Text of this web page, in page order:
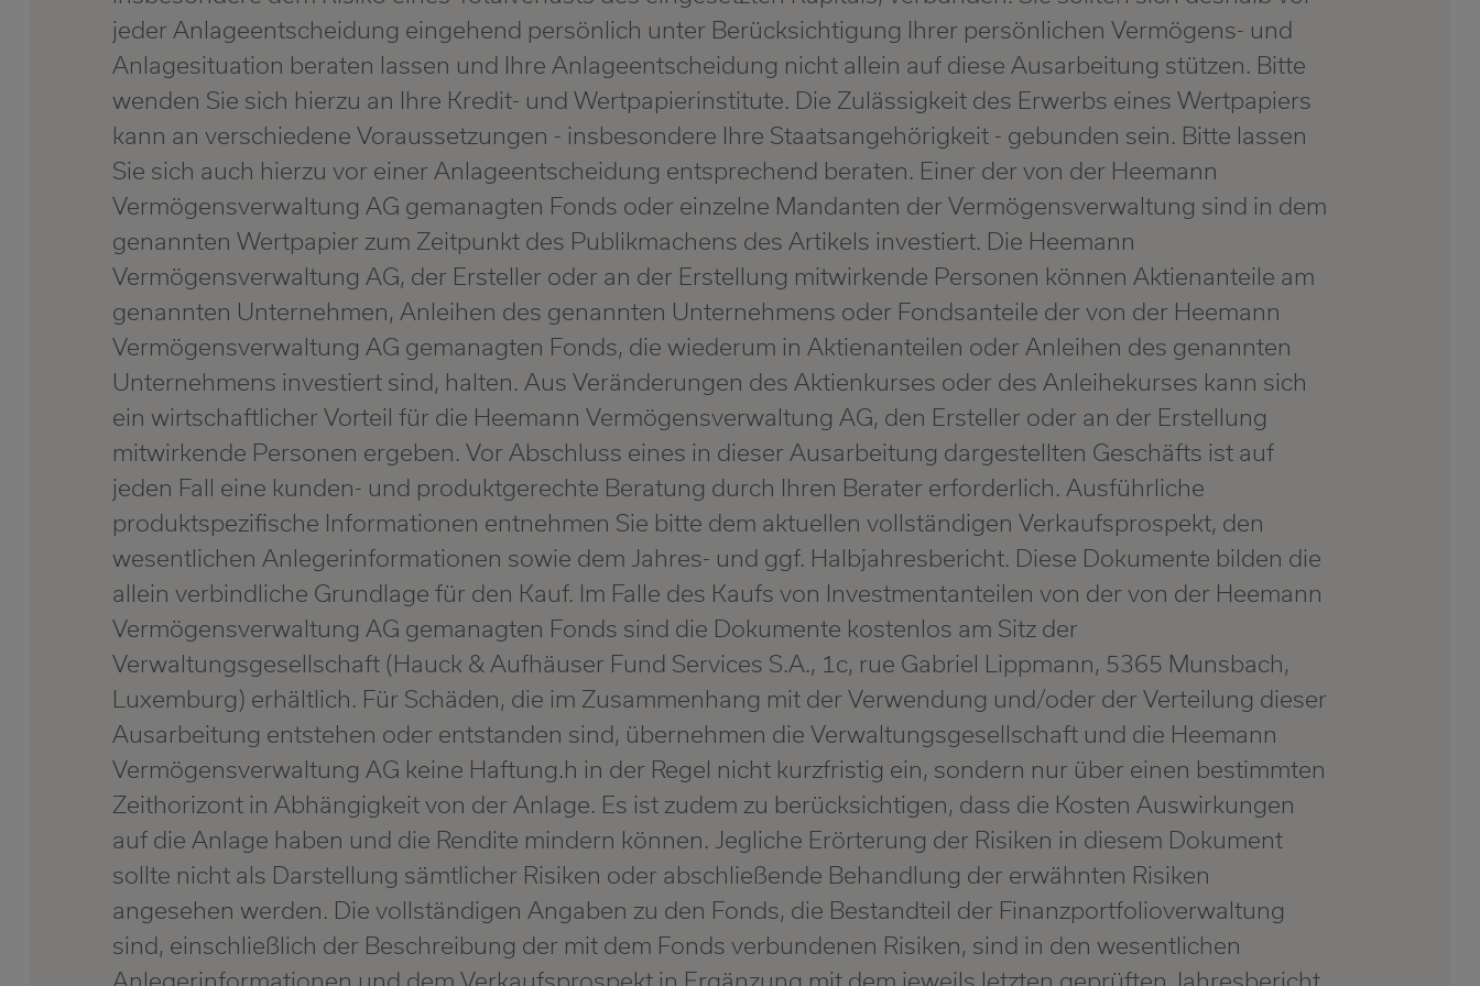
jeder Anlageentscheidung eingehend persönlich unter Berücksichtigung Ihrer persönlichen Vermögens- und
Anlagesituation beraten lassen und Ihre Anlageentscheidung nicht allein auf diese Ausarbeitung stützen. Bitte
wenden Sie sich hierzu an Ihre Kredit- und Wertpapierinstitute. Die Zulässigkeit des Erwerbs eines Wertpapiers
kann an verschiedene Voraussetzungen - insbesondere Ihre Staatsangehörigkeit - gebunden sein. Bitte lassen
Sie sich auch hierzu vor einer Anlageentscheidung entsprechend beraten. Einer der von der Heemann
Vermögensverwaltung AG gemanagten Fonds oder einzelne Mandanten der Vermögensverwaltung sind in dem
genannten Wertpapier zum Zeitpunkt des Publikmachens des Artikels investiert. Die Heemann
Vermögensverwaltung AG, der Ersteller oder an der Erstellung mitwirkende Personen können Aktienanteile am
genannten Unternehmen, Anleihen des genannten Unternehmens oder Fondsanteile der von der Heemann
Vermögensverwaltung AG gemanagten Fonds, die wiederum in Aktienanteilen oder Anleihen des genannten
Unternehmens investiert sind, halten. Aus Veränderungen des Aktienkurses oder des Anleihekurses kann sich
ein wirtschaftlicher Vorteil für die Heemann Vermögensverwaltung AG, den Ersteller oder an der Erstellung
mitwirkende Personen ergeben. Vor Abschluss eines in dieser Ausarbeitung dargestellten Geschäfts ist auf
jeden Fall eine kunden- und produktgerechte Beratung durch Ihren Berater erforderlich. Ausführliche
produktspezifische Informationen entnehmen Sie bitte dem aktuellen vollständigen Verkaufsprospekt, den
wesentlichen Anlegerinformationen sowie dem Jahres- und ggf. Halbjahresbericht. Diese Dokumente bilden die
allein verbindliche Grundlage für den Kauf. Im Falle des Kaufs von Investmentanteilen von der von der Heemann
Vermögensverwaltung AG gemanagten Fonds sind die Dokumente kostenlos am Sitz der
Verwaltungsgesellschaft (Hauck & Aufhäuser Fund Services S.A., 1c, rue Gabriel Lippmann, 5365 Munsbach,
Luxemburg) erhältlich. Für Schäden, die im Zusammenhang mit der Verwendung und/oder der Verteilung dieser
Ausarbeitung entstehen oder entstanden sind, übernehmen die Verwaltungsgesellschaft und die Heemann
Vermögensverwaltung AG keine Haftung.h in der Regel nicht kurzfristig ein, sondern nur über einen bestimmten
Zeithorizont in Abhängigkeit von der Anlage. Es ist zudem zu berücksichtigen, dass die Kosten Auswirkungen
auf die Anlage haben und die Rendite mindern können. Jegliche Erörterung der Risiken in diesem Dokument
sollte nicht als Darstellung sämtlicher Risiken oder abschließende Behandlung der erwähnten Risiken
angesehen werden. Die vollständigen Angaben zu den Fonds, die Bestandteil der Finanzportfolioverwaltung
sind, einschließlich der Beschreibung der mit dem Fonds verbundenen Risiken, sind in den wesentlichen